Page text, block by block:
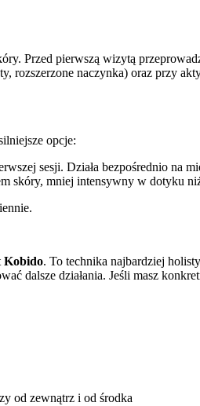
Przed pierwszą wizytą
rozszerzone naczynka) oraz przy
opcje:
sesji. Działa bezpośrednio na
skóry, mniej intensywny w dotyku
Kobido. To technika najbardziej
dalsze działania. Jeśli masz
od zewnątrz i od środka